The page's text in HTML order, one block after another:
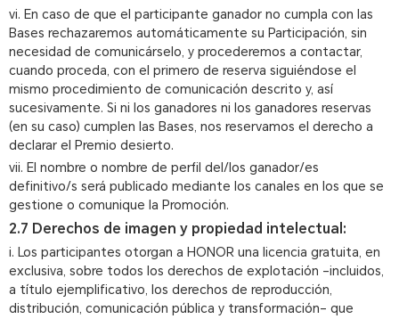
vi. En caso de que el participante ganador no cumpla con las
Bases rechazaremos automáticamente su Participación, sin
necesidad de comunicárselo, y procederemos a contactar,
cuando proceda, con el primero de reserva siguiéndose el
mismo procedimiento de comunicación descrito y, así
sucesivamente. Si ni los ganadores ni los ganadores reservas
(en su caso) cumplen las Bases, nos reservamos el derecho a
declarar el Premio desierto.
vii. El nombre o nombre de perfil del/los ganador/es
definitivo/s será publicado mediante los canales en los que se
gestione o comunique la Promoción.
2.7 Derechos de imagen y propiedad intelectual:
i. Los participantes otorgan a HONOR una licencia gratuita, en
exclusiva, sobre todos los derechos de explotación –incluidos,
a título ejemplificativo, los derechos de reproducción,
distribución, comunicación pública y transformación– que